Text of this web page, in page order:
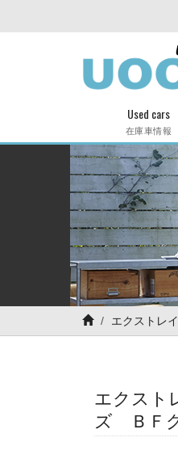
Used cars
在庫車情報
エクストレ
エクス
ズ ＢＦ